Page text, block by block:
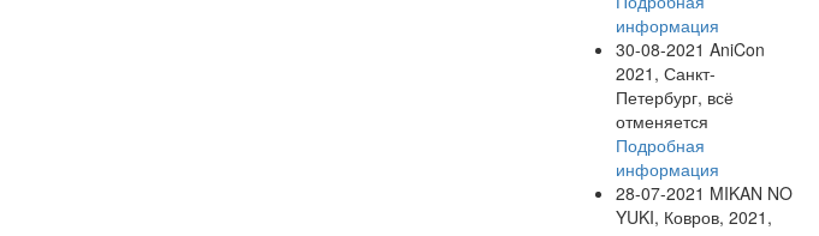
информация
30-08-2021 AniCon
2021, Санкт-
Петербург, всё
отменяется
Подробная
информация
28-07-2021 MIKAN NO
YUKI, Ковров, 2021,